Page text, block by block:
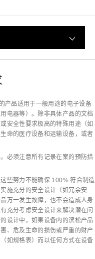
产品适用于一般用途的电子设备
电器等）。除非具体产品的文档
安全性要求极高的特殊用途（如
命的医疗设备和运输设备，或者
必须注意所有记录在案的预防措
些努力不能确保 100% 符合制造
施充分的安全设计（如冗余安
万一发生故障，也不会造成人身
充分考虑安全设计来解决潜在问
设计中，如果设备内的滨松产品
、危及生命的损伤或严重的财产
如规格表）而以任何方式在设备